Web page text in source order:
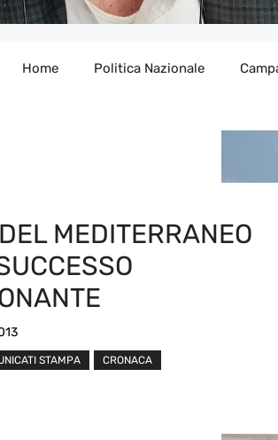
Home Politica Nazionale
MEDITERRANEO
STAMPA
CRONACA